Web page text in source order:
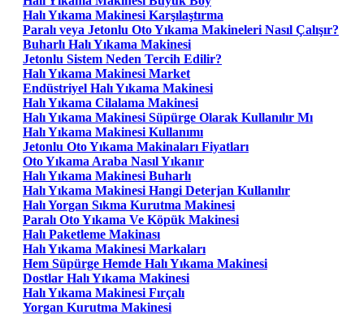
Halı Yıkama Makinesi Karşılaştırma
Paralı veya Jetonlu Oto Yıkama Makineleri Nasıl Çalışır?
Buharlı Halı Yıkama Makinesi
Jetonlu Sistem Neden Tercih Edilir?
Halı Yıkama Makinesi Market
Endüstriyel Halı Yıkama Makinesi
Halı Yıkama Cilalama Makinesi
Halı Yıkama Makinesi Süpürge Olarak Kullanılır Mı
Halı Yıkama Makinesi Kullanımı
Jetonlu Oto Yıkama Makinaları Fiyatları
Oto Yıkama Araba Nasıl Yıkanır
Halı Yıkama Makinesi Buharlı
Halı Yıkama Makinesi Hangi Deterjan Kullanılır
Halı Yorgan Sıkma Kurutma Makinesi
Paralı Oto Yıkama Ve Köpük Makinesi
Halı Paketleme Makinası
Halı Yıkama Makinesi Markaları
Hem Süpürge Hemde Halı Yıkama Makinesi
Dostlar Halı Yıkama Makinesi
Halı Yıkama Makinesi Fırçalı
Yorgan Kurutma Makinesi